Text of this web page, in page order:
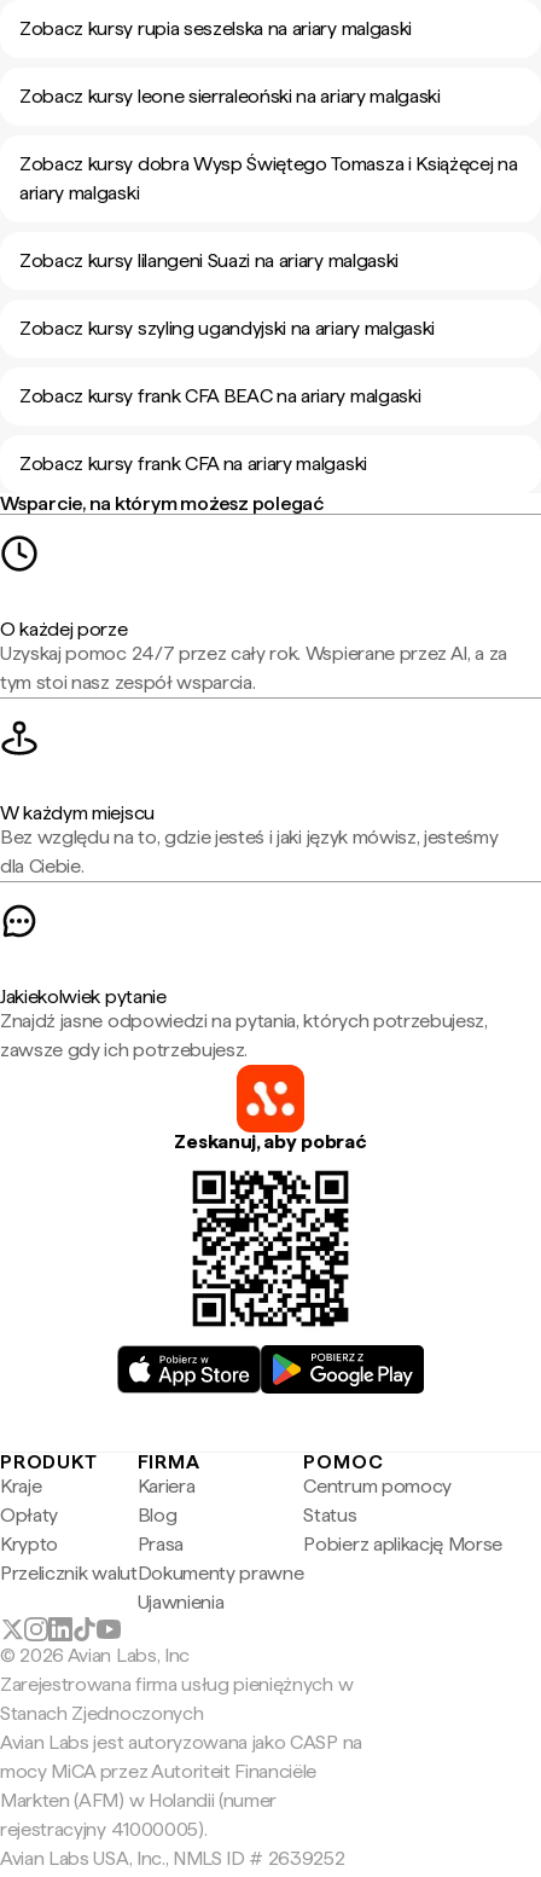
Zobacz kursy rupia seszelska na ariary malgaski
Zobacz kursy leone sierraleoński na ariary malgaski
Zobacz kursy dobra Wysp Świętego Tomasza i Książęcej na
ariary malgaski
Zobacz kursy lilangeni Suazi na ariary malgaski
Zobacz kursy szyling ugandyjski na ariary malgaski
Zobacz kursy frank CFA BEAC na ariary malgaski
Zobacz kursy frank CFA na ariary malgaski
Wsparcie, na którym możesz polegać
O każdej porze
Uzyskaj pomoc 24/7 przez cały rok. Wspierane przez AI, a za
tym stoi nasz zespół wsparcia.
W każdym miejscu
Bez względu na to, gdzie jesteś i jaki język mówisz, jesteśmy
dla Ciebie.
Jakiekolwiek pytanie
Znajdź jasne odpowiedzi na pytania, których potrzebujesz,
zawsze gdy ich potrzebujesz.
Zeskanuj, aby pobrać
PRODUKT
Kraje
Opłaty
Krypto
Przelicznik walut
FIRMA
Kariera
Blog
Prasa
Dokumenty prawne
Ujawnienia
POMOC
Centrum pomocy
Status
Pobierz aplikację Morse
© 2026 Avian Labs, Inc
Zarejestrowana firma usług pieniężnych w
Stanach Zjednoczonych
Avian Labs jest autoryzowana jako CASP na
mocy MiCA przez Autoriteit Financiële
Markten (AFM) w Holandii (numer
rejestracyjny 41000005).
Avian Labs USA, Inc., NMLS ID # 2639252